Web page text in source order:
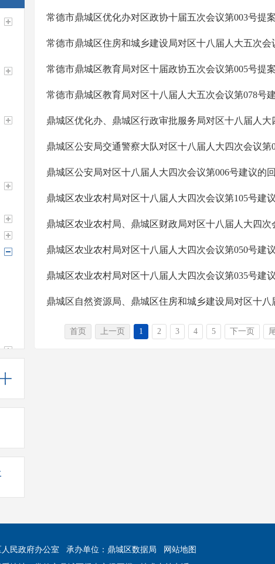
常德市鼎城区优化办对区政协十届五次会议第003号提
常德市鼎城区住房和城乡建设局对区十八届人大五次会
常德市鼎城区教育局对区十届政协五次会议第005号提
常德市鼎城区教育局对区十八届人大五次会议第078号
鼎城区优化办、鼎城区行政审批服务局对区十八届人大
鼎城区公安局交通警察大队对区十八届人大四次会议第
鼎城区公安局对区十八届人大四次会议第006号建议的
鼎城区农业农村局对区十八届人大四次会议第105号建
鼎城区农业农村局、鼎城区财政局对区十八届人大四次
鼎城区农业农村局对区十八届人大四次会议第050号建
鼎城区农业农村局对区十八届人大四次会议第035号建
鼎城区自然资源局、鼎城区住房和城乡建设局对区十
首页 上一页 1 2 3 4 5 下一页
民政府办公室 承办单位：鼎城区数据局
网站地图